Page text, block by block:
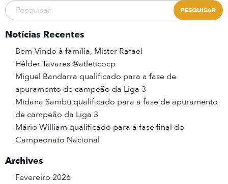
Notícias Recentes
Bem-Vindo à família, Mister Rafael
Hélder Tavares @atleticocp
Miguel Bandarra qualificado para a fase de
apuramento de campeão da Liga 3
Midana Sambu qualificado para a fase de apuramento
de campeão da Liga 3
Mário William qualificado para a fase final do
Campeonato Nacional
Archives
Fevereiro 2026